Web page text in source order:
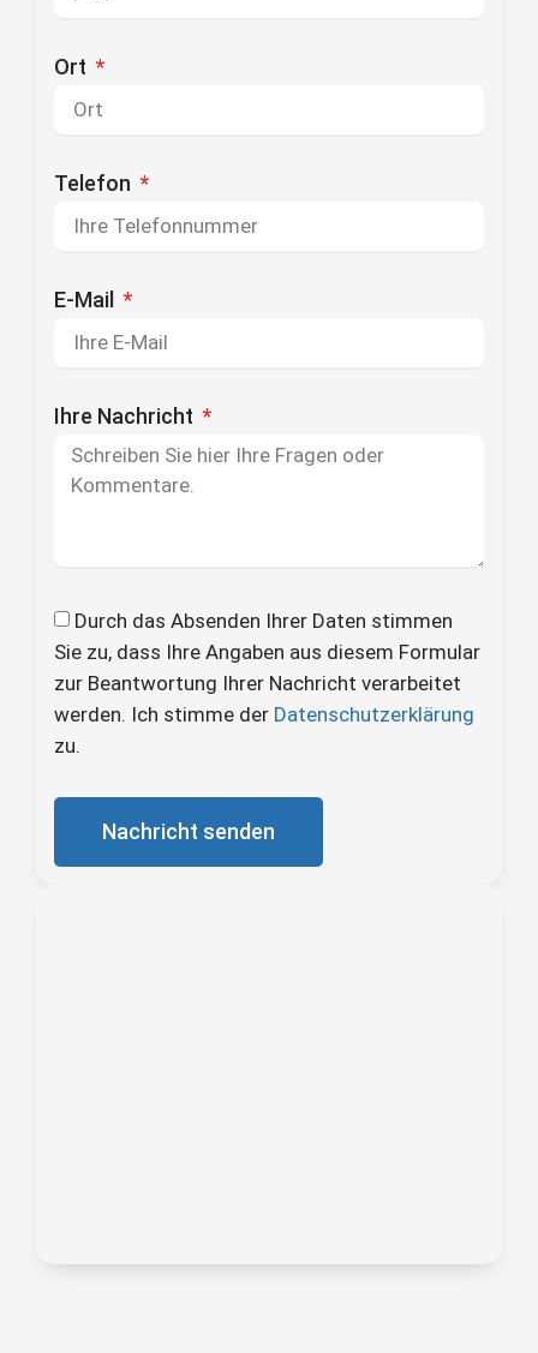
Ort
Telefon
E-Mail
Ihre Nachricht
Durch das Absenden Ihrer Daten stimmen
Sie zu, dass Ihre Angaben aus diesem Formular
zur Beantwortung Ihrer Nachricht verarbeitet
werden. Ich stimme der Datenschutzerklärung
zu.
Nachricht senden